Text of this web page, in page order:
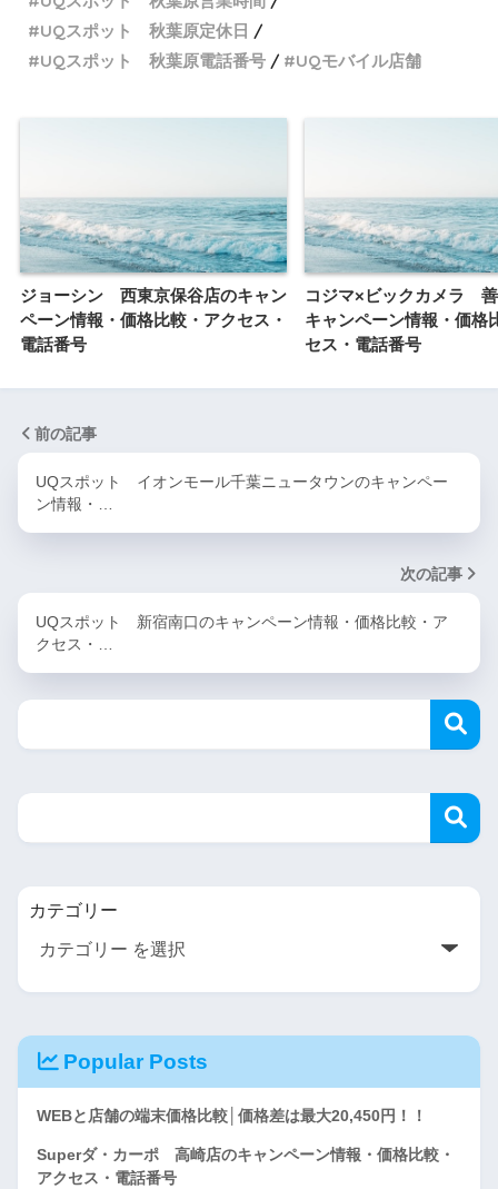
UQスポット 秋葉原定休日
UQスポット 秋葉原電話番号
UQモバイル店舗
ジョーシン 西東京保谷店のキャン
ペーン情報・価格比較・アクセス・
電話番号
コジマ×ビックカメラ
キャンペーン情報・価格
セス・電話番号
前の記事
UQスポット イオンモール千葉ニュータウンのキャンペー
ン情報・…
次の記事
UQスポット 新宿南口のキャンペーン情報・価格比較・ア
クセス・…
カテゴリー
Popular Posts
WEBと店舗の端末価格比較│価格差は最大20,450円！！
Superダ・カーポ 高崎店のキャンペーン情報・価格比較・
アクセス・電話番号